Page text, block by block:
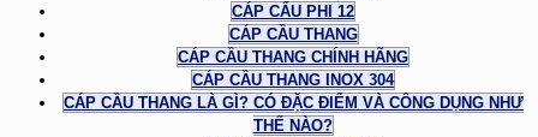
CÁP CẨU PHI 12
CÁP CẦU THANG
CÁP CẦU THANG CHÍNH HÃNG
CÁP CẦU THANG INOX 304
CÁP CẦU THANG LÀ GÌ? CÓ ĐẶC ĐIỂM VÀ CÔNG DỤNG NHƯ
THẾ NÀO?